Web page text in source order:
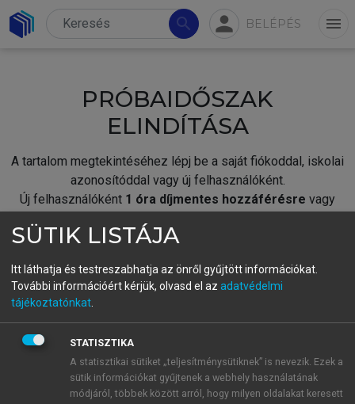
search person BELÉPÉS menu
PRÓBAIDŐSZAK
ELINDÍTÁSA
A tartalom megtekintéséhez lépj be a saját fiókoddal, iskolai
azonosítóddal vagy új felhasználóként.
Új felhasználóként 1 óra díjmentes hozzáférésre vagy
fiókoddal,vagy hozz létre új fiókot.
A regisztráció után apróbaidőszakautomatikusan
BELÉPÉS SAJÁT FIÓKKAL
ÚJ FIÓK LÉTREHOZÁSA
SÜTIK LISTÁJA
Itt láthatja és testreszabhatja az önről gyűjtött információkat.
További információért kérjük, olvasd el az adatvédelmi
tájékoztatónkat
STATISZTIKA
A statisztikai sütiket „teljesítménysütiknek” is nevezik. Ezek a
sütik információkat gyűjtenek a webhely használatának
módjáról, többek között arról, hogy milyen oldalakat keresett